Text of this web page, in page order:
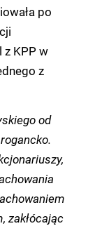
po
z KPP w
z
od
zakłócając